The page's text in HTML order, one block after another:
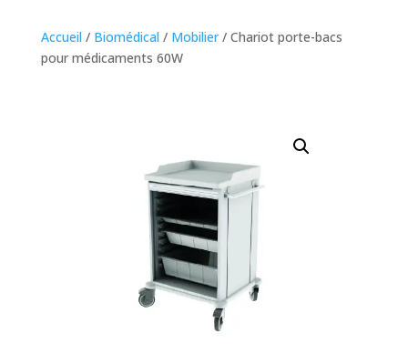
Accueil / Biomédical / Mobilier/ Chariot porte-bacs
pour médicaments 60W